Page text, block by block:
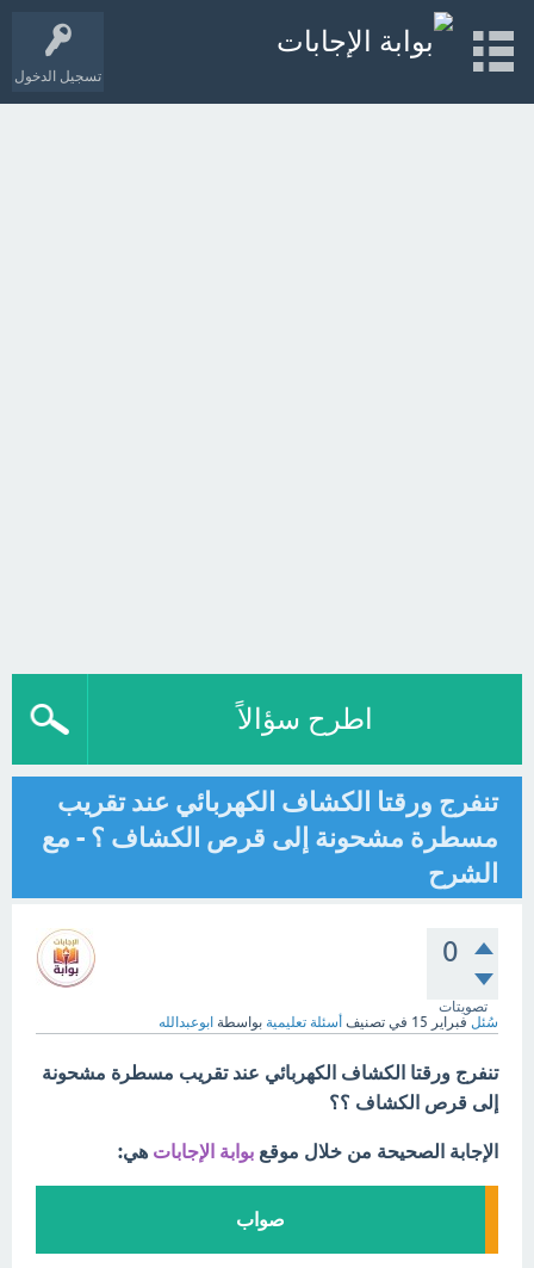
تسجيل الدخول
اطرح سؤالاً
تنفرج ورقتا الكشاف الكهربائي عند تقريب
مسطرة مشحونة إلى قرص الكشاف ؟ - مع
الشرح
0
تصويتات
سُئل فبراير 15 في تصنيف أسئلة تعليمية بواسطة ابوعبدالله
تنفرج ورقتا الكشاف الكهربائي عند تقريب مسطرة مشحونة
إلى قرص الكشاف ؟؟
الإجابة الصحيحة من خلال موقع بوابة الإجابات هي:
صواب